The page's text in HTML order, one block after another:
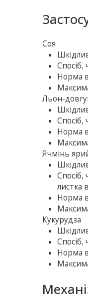
Соя
Спосіб,
Норма
Льон-
Спосіб,
Норма
Ячмінь
листка
Норма
Кукурудза
Спосіб,
Норма